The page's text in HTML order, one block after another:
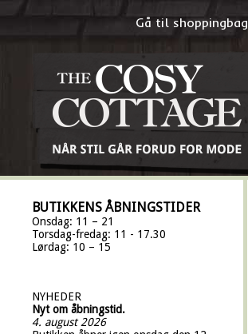
Gå til shoppingbag
BUTIKKENS ÅBNINGSTIDER
Onsdag: 11 – 21
Torsdag-fredag: 11 - 17.30
Lørdag: 10 – 15
NYHEDER
Nyt om åbningstid.
4. august 2026